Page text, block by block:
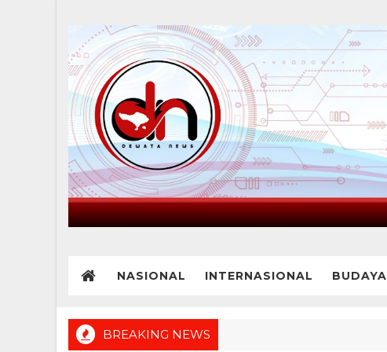
NASIONAL INTERNASIONAL BUDAYA
BREAKING NEWS